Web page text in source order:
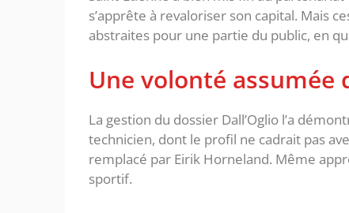
s’apprête à revaloriser son capital. Mais
abstraites pour une partie du public, en
Une volonté assumée
La gestion du dossier Dall’Oglio l’a
technicien, dont le profil ne cadrait pas
remplacé par Eirik Horneland. Même
sportif.